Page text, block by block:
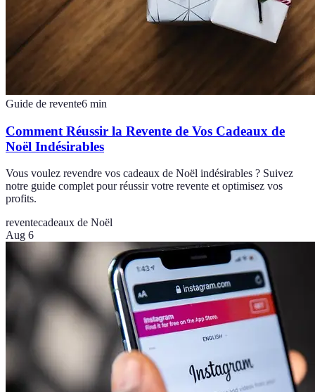
Guide de revente6 min
Comment Réussir la Revente de Vos Cadeaux de
Noël Indésirables
Vous voulez revendre vos cadeaux de Noël indésirables ? Suivez
notre guide complet pour réussir votre revente et optimisez vos
profits.
reventecadeaux de Noël
Aug 6